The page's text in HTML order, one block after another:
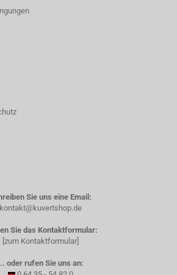
Sie uns eine Email:
kontakt@kuvertshop.de
Sie das Kontaktformular:
[zum Kontaktformular]
oder rufen Sie uns an: